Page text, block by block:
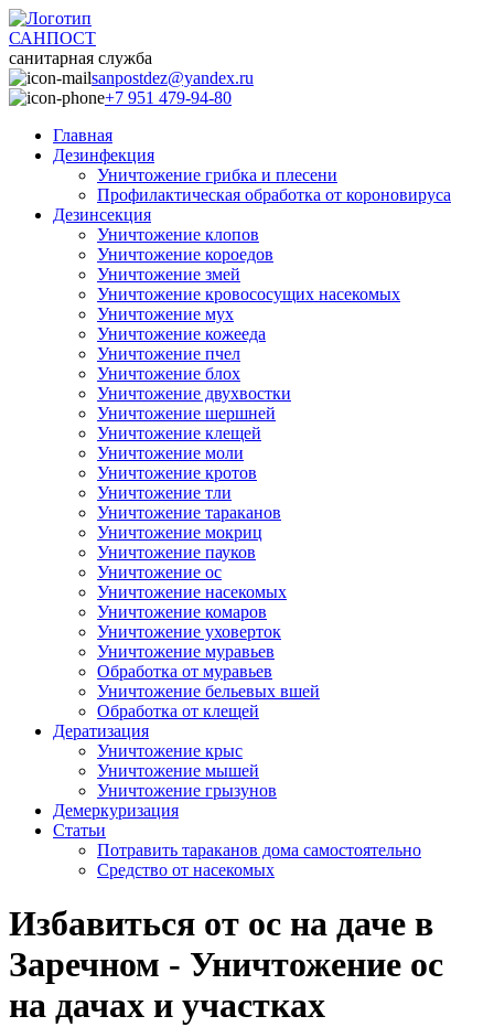
САНПОСТ
санитарная служба
sanpostdez@yandex.ru
+7 951 479-94-80
Главная
Дезинфекция
Уничтожение грибка и плесени
Профилактическая обработка от короновируса
Дезинсекция
Уничтожение клопов
Уничтожение короедов
Уничтожение змей
Уничтожение кровососущих насекомых
Уничтожение мух
Уничтожение кожееда
Уничтожение пчел
Уничтожение блох
Уничтожение двухвостки
Уничтожение шершней
Уничтожение клещей
Уничтожение моли
Уничтожение кротов
Уничтожение тли
Уничтожение тараканов
Уничтожение мокриц
Уничтожение пауков
Уничтожение ос
Уничтожение насекомых
Уничтожение комаров
Уничтожение уховерток
Уничтожение муравьев
Обработка от муравьев
Уничтожение бельевых вшей
Обработка от клещей
Дератизация
Уничтожение крыс
Уничтожение мышей
Уничтожение грызунов
Демеркуризация
Статьи
Потравить тараканов дома самостоятельно
Средство от насекомых
Избавиться от ос на даче в
Заречном - Уничтожение ос
на дачах и участках